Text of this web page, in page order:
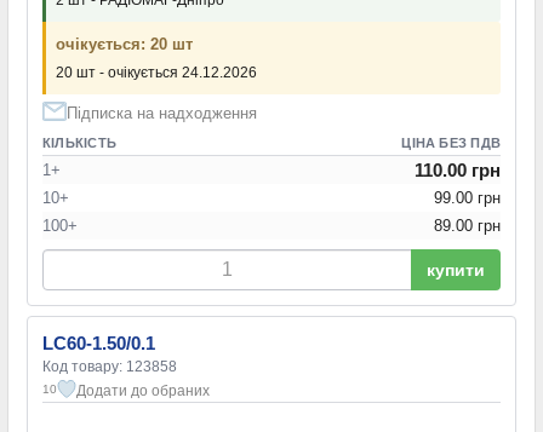
очікується: 20 шт
20 шт - очікується 24.12.2026
Підписка на надходження
КІЛЬКІСТЬ ЦІНА БЕЗ ПДВ
1+ 110.00 грн
10+
99.00 грн
100+
89.00 грн
купити
LC60-1.50/0.1
Код товару: 123858
10 Додати до обраних